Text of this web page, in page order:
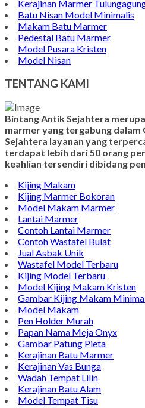
Kerajinan Marmer
Batu Nisan Model Minimalis
Makam Batu Marmer
Pedestal Batu Marmer
Model Pusara Kristen
Model Nisan
TENTANG KAMI
Bintang Antik Sejahtera
marmer yang tergabung
Sejahtera layanan yang
terdapat lebih dari 50 orang
keahlian tersendiri dibidang
Kijing Makam
Kijing Marmer Bokoran
Model Makam Marmer
Lantai Marmer
Contoh Lantai Marmer
Contoh Wastafel Bulat
Jual Asbak Unik
Wastafel Model Terbaru
Kijing Model Terbaru
Model Kijing Makam Kristen
Gambar Kijing Makam
Model Makam
Pen Holder Murah
Papan Nama Meja Onyx
Gambar Patung Pieta
Kerajinan Batu Marmer
Kerajinan Vas Bunga
Wadah Tempat Lilin
Kerajinan Batu Alam
Model Tempat Tisu